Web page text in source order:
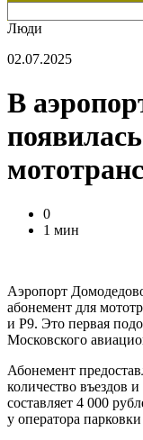
Люди
02.07.2025
В
0
1 мин
Аэропорт
абонемент для
и Р9. Это первая
Московского
Абонемент
количество въездов
составляет 4 000
у оператора